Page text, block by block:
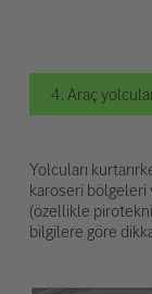
4. Araç
Yolcuları
karoseri bölgeleri
(özellikle
bilgilere göre